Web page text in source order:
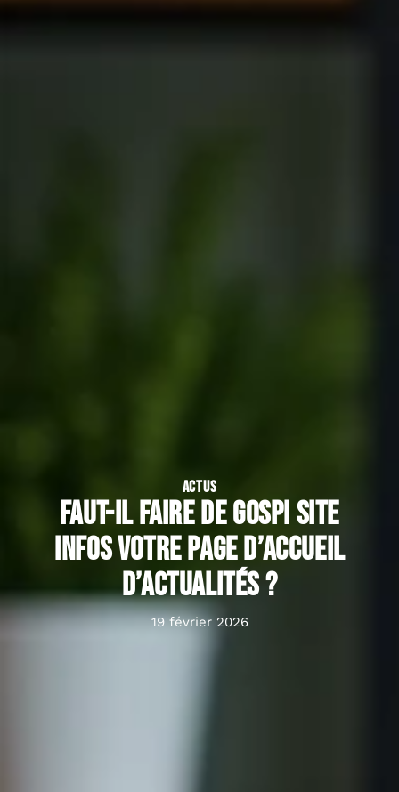
ACTUS
Faut-il faire de Gospi site
infos votre page d’accueil
d’actualités ?
19 février 2026